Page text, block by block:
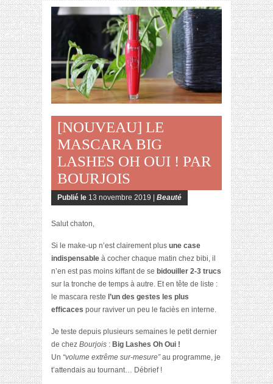
[NOUVEAU] LE
MASCARA BIG
LASHES OH OUI ! PAR
BOURJOIS
Publié le 13 novembre 2019 | Beauté
Salut chaton,
Si le make-up n’est clairement plus une case
indispensable à cocher chaque matin chez bibi, il
n’en est pas moins kiffant de se bidouiller 2-3 trucs
sur la tronche de temps à autre. Et en tête de liste :
le mascara reste l’un des gestes les plus
efficaces pour raviver un peu le faciès en interne.
Je teste depuis plusieurs semaines le petit dernier
de chez Bourjois : Big Lashes Oh Oui !
Un “volume extrême sur-mesure”au programme, je
t’attendais au tournant… Débrief !